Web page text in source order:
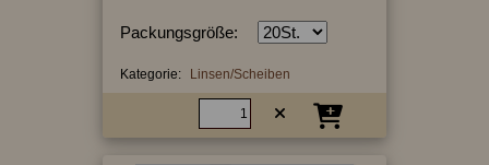
Packungsgröße:
Kategorie: Linsen/Scheiben